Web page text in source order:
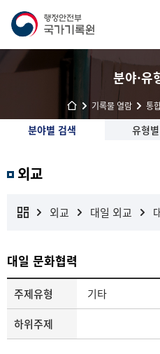
분야·유
기록물 열람 통
분야별 검색 유형
외교
외교 대일 외교
대일 문화협력
주제유형
기타
하위주제